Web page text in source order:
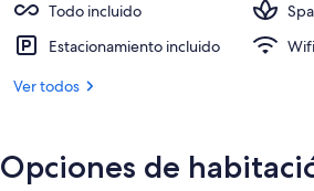
Todo incluido
Spa
Estacionamiento incluido
Ver todos
Opciones de